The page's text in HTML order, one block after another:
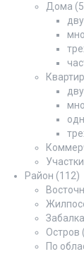
Дома
Участки
Район (112)
Забалка
Остров
По